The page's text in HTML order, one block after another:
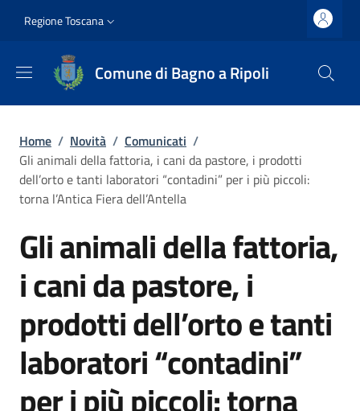
Slim top
Regione Toscana
Comune di Bagno a Ripoli
Briciole di pane
Home / Novità / Comunicati /
Gli animali della fattoria, i cani da pastore, i prodotti
dell’orto e tanti laboratori “contadini” per i più piccoli:
torna l’Antica Fiera dell’Antella
Gli animali della fattoria,
i cani da pastore, i
prodotti dell’orto e tanti
laboratori “contadini”
per i più piccoli: torna